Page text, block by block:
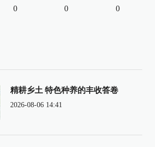
0 0 0
精耕乡土 特色种养的丰收答卷
2026-08-06 14:41